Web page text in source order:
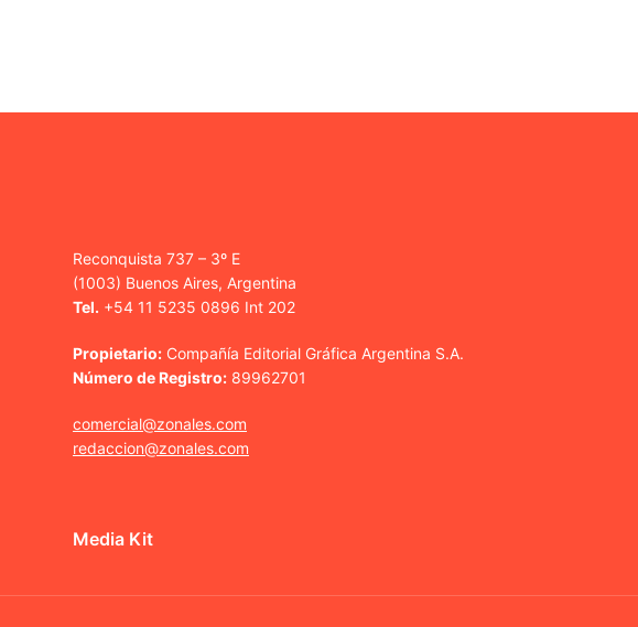
Reconquista 737 – 3º E
(1003) Buenos Aires, Argentina
Tel. +54 11 5235 0896 Int 202
Propietario: Compañía Editorial Gráfica Argentina S.A.
Número de Registro: 89962701
comercial@zonales.com
redaccion@zonales.com
Media Kit